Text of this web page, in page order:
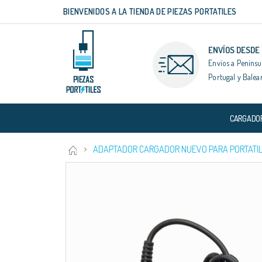
contenido
BIENVENIDOS A LA TIENDA DE PIEZAS PORTATILES
ENVÍOS
Envíos a
Portugal y
ADAPTADOR CARGADOR NUEVO PARA